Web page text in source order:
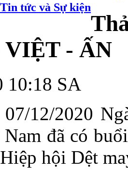
Tin tức và Sự kiện
VIỆT - ẤN
10:18 SA
07/12/2020
đã có
hội Dệt